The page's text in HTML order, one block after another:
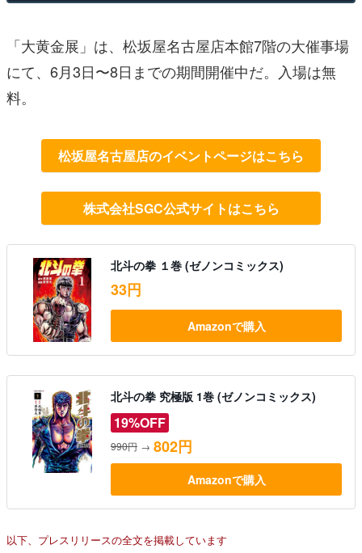
「大黄金展」は、松坂屋名古屋店本館7階の大催事場
にて、6月3日〜8日までの期間開催中だ。入場は無
料。
松坂屋名古屋店のイベントページはこちら
株式会社SGC公式サイトはこちら
北斗の拳 １巻 (ゼノンコミックス)
33円
Amazonで購入
北斗の拳 究極版 1巻 (ゼノンコミックス)
19%OFF
990円 → 802円
Amazonで購入
以下、プレスリリースの全文を掲載しています